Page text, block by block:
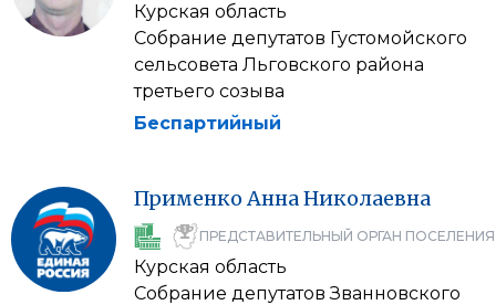
Курская область
Собрание депутатов Густомойского
сельсовета Льговского района
третьего созыва
Беспартийный
Применко АннаНиколаевна
ПРЕДСТАВИТЕЛЬНЫЙ ОРГАН ПОСЕЛЕНИЯ
Курская область
Собрание депутатов Званновского